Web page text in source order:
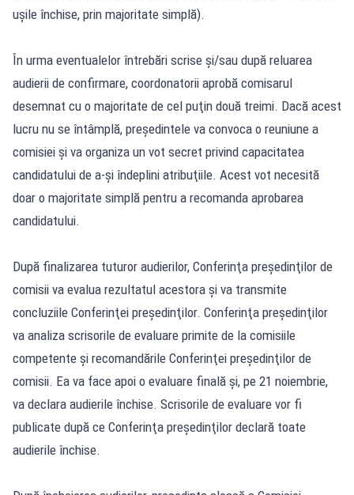
uşile închise, prin majoritate simplă).
În urma eventualelor întrebări scrise şi/sau după reluarea
audierii de confirmare, coordonatorii aprobă comisarul
desemnat cu o majoritate de cel puţin două treimi. Dacă acest
lucru nu se întâmplă, preşedintele va convoca o reuniune a
comisiei şi va organiza un vot secret privind capacitatea
candidatului de a-şi îndeplini atribuţiile. Acest vot necesită
doar o majoritate simplă pentru a recomanda aprobarea
candidatului.
După finalizarea tuturor audierilor, Conferinţa preşedinţilor de
comisii va evalua rezultatul acestora şi va transmite
concluziile Conferinţei preşedinţilor. Conferinţa preşedinţilor
va analiza scrisorile de evaluare primite de la comisiile
competente şi recomandările Conferinţei preşedinţilor de
comisii. Ea va face apoi o evaluare finală şi, pe 21 noiembrie,
va declara audierile închise. Scrisorile de evaluare vor fi
publicate după ce Conferinţa preşedinţilor declară toate
audierile închise.